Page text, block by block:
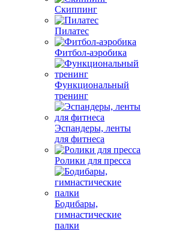
Скиппинг
Пилатес
Фитбол-аэробика
Функциональный
тренинг
Эспандеры, ленты
для фитнеса
Ролики для пресса
Бодибары,
гимнастические
палки